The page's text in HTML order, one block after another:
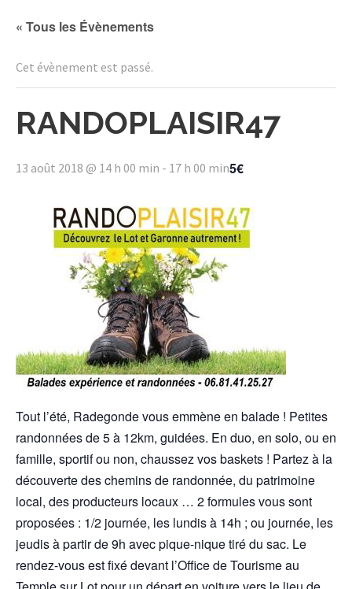
« Tous les Évènements
Cet évènement est passé.
RANDOPLAISIR47
13 août 2018 @ 14 h 00 min - 17 h 00 min5€
Tout l’été, Radegonde vous emmène en balade ! Petites
randonnées de 5 à 12km, guidées. En duo, en solo, ou en
famille, sportif ou non, chaussez vos baskets ! Partez à la
découverte des chemins de randonnée, du patrimoine
local, des producteurs locaux … 2 formules vous sont
proposées : 1/2 journée, les lundis à 14h ; ou journée, les
jeudis à partir de 9h avec pique-nique tiré du sac. Le
rendez-vous est fixé devant l’Office de Tourisme au